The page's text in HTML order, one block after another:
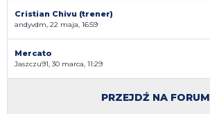
Cristian Chivu (trener)
andyvdm, 22 maja, 16:59
Mercato
Jaszczu91, 30 marca, 11:29
PRZEJDŹ NA FORUM